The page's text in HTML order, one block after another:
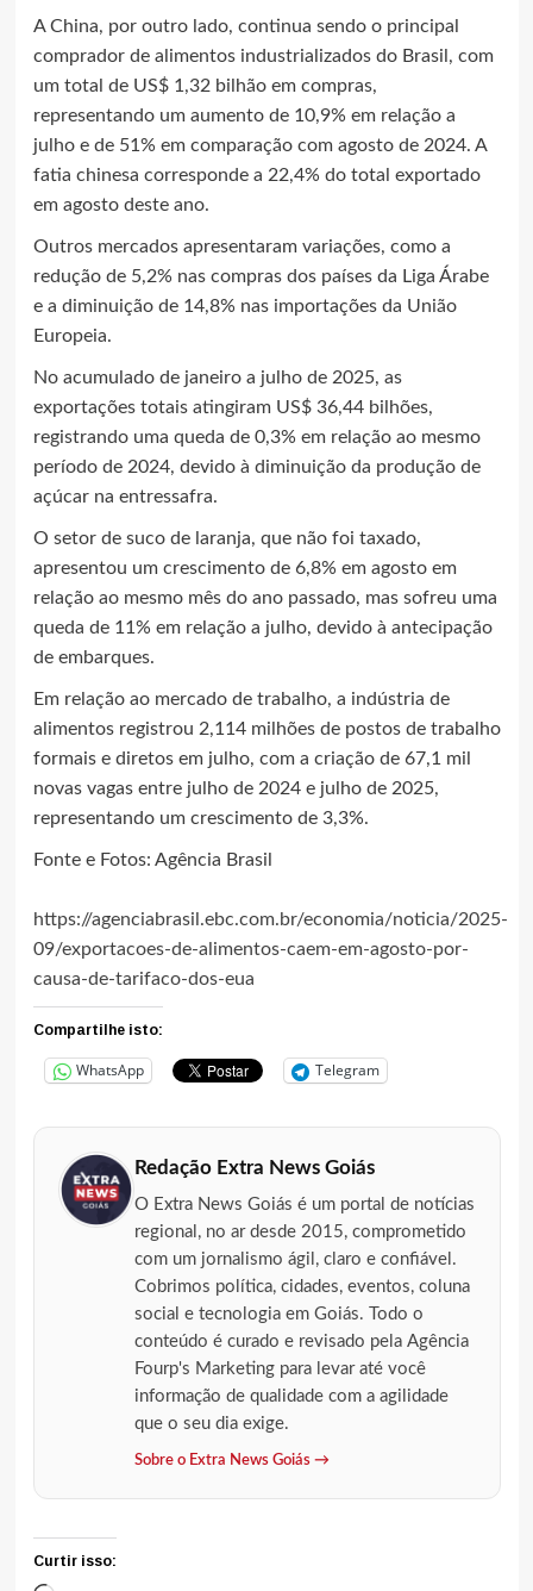
A China, por outro lado, continua sendo o principal
comprador de alimentos industrializados do Brasil, com
um total de US$ 1,32 bilhão em compras,
representando um aumento de 10,9% em relação a
julho e de 51% em comparação com agosto de 2024. A
fatia chinesa corresponde a 22,4% do total exportado
em agosto deste ano.
Outros mercados apresentaram variações, como a
redução de 5,2% nas compras dos países da Liga Árabe
e a diminuição de 14,8% nas importações da União
Europeia.
No acumulado de janeiro a julho de 2025, as
exportações totais atingiram US$ 36,44 bilhões,
registrando uma queda de 0,3% em relação ao mesmo
período de 2024, devido à diminuição da produção de
açúcar na entressafra.
O setor de suco de laranja, que não foi taxado,
apresentou um crescimento de 6,8% em agosto em
relação ao mesmo mês do ano passado, mas sofreu uma
queda de 11% em relação a julho, devido à antecipação
de embarques.
Em relação ao mercado de trabalho, a indústria de
alimentos registrou 2,114 milhões de postos de trabalho
formais e diretos em julho, com a criação de 67,1 mil
novas vagas entre julho de 2024 e julho de 2025,
representando um crescimento de 3,3%.
Fonte e Fotos: Agência Brasil
https://agenciabrasil.ebc.com.br/economia/noticia/2025-
09/exportacoes-de-alimentos-caem-em-agosto-por-
causa-de-tarifaco-dos-eua
Compartilhe isto:
WhatsApp Telegram
Redação Extra News Goiás
O Extra News Goiás é um portal de notícias
regional, no ar desde 2015, comprometido
com um jornalismo ágil, claro e confiável.
Cobrimos política, cidades, eventos, coluna
social e tecnologia em Goiás. Todo o
conteúdo é curado e revisado pela Agência
Fourp's Marketing para levar até você
informação de qualidade com a agilidade
que o seu dia exige.
Sobre o Extra News Goiás →
Curtir isso: